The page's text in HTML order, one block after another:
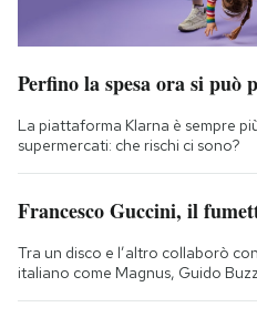
Perfino la spesa ora si può
La piattaforma Klarna è sempre
supermercati: che rischi ci sono?
Francesco Guccini, il
Tra un disco e l’altro collaborò
italiano come Magnus, Guido